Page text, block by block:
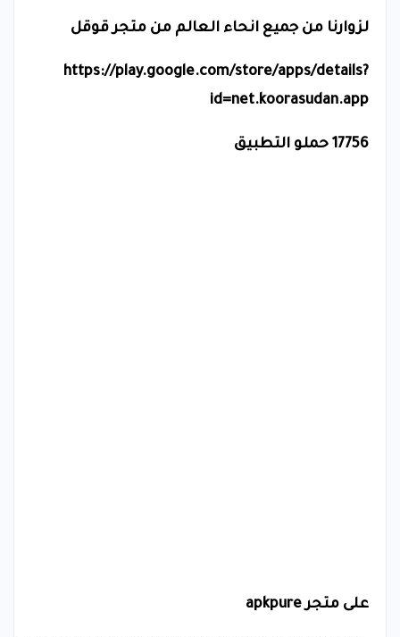
لزوارنا من جميع انحاء العالم من متجر قوقل
https://play.google.com/store/apps/details?
id=net.koorasudan.app
17756 حملو التطبيق
على متجرapkpure